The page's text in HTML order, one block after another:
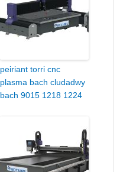
peiriant torri cnc
plasma bach cludadwy
bach 9015 1218 1224